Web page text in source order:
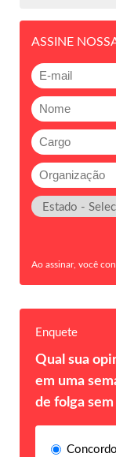
ASSINE
Ao assinar, você
Enquete
Qual sua
em uma
de folga